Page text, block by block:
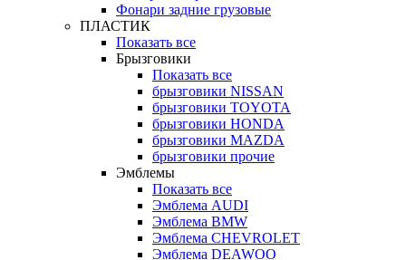
Фонари задние грузовые
ПЛАСТИК
Показать все
Брызговики
Показать все
брызговики NISSAN
брызговики TOYOTA
брызговики HONDA
брызговики MAZDA
брызговики прочие
Эмблемы
Показать все
Эмблема AUDI
Эмблема BMW
Эмблема CHEVROLET
Эмблема DEAWOO